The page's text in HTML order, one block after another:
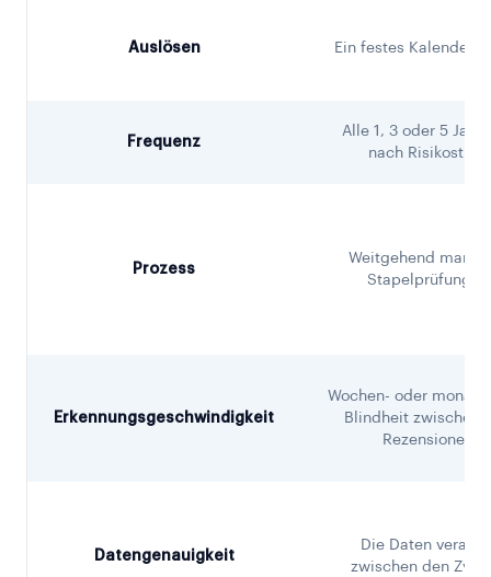
Auslösen Ein festes
Frequenz
Alle 1, 3 oder 5
nach Risikostufe
Prozess
Weitgehend
Stapelprüfungen
Erkennungsgeschwindigkeit
Wochen- oder
Blindheit zwischen
Rezensionen
Datengenauigkeit
Die Daten
zwischen den